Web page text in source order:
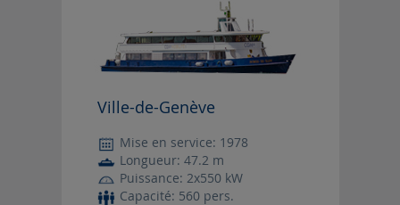
Ville-de-Genève
Mise en service: 1978
Longueur: 47.2 m
Puissance: 2x550 kW
Capacité: 560 pers.